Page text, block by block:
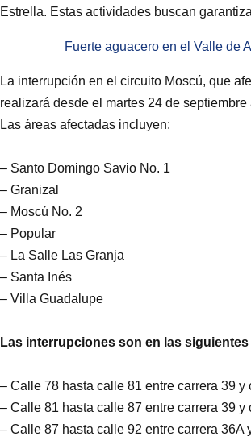
Estrella. Estas actividades buscan
Fuerte aguacero en el Valle de
La interrupción en el circuito Moscú, que
realizará desde el martes 24 de
Las áreas afectadas incluyen:
– Santo Domingo Savio No. 1
– Granizal
– Moscú No. 2
– Popular
– La Salle Las Granja
– Santa Inés
– Villa Guadalupe
Las interrupciones son en las
– Calle 78 hasta calle 81 entre carrera 39 y
– Calle 81 hasta calle 87 entre carrera 39 y
– Calle 87 hasta calle 92 entre carrera 36A